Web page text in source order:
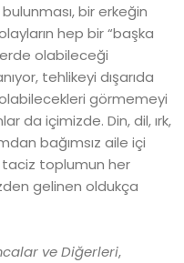
bir erkeğin
hep bir “başka
olabileceği
tehlikeyi dışarıda
görmemeyi
da içimizde. Din, dil, ırk,
bağımsız aile içi
toplumun her
gelinen oldukça
ve Diğerleri,